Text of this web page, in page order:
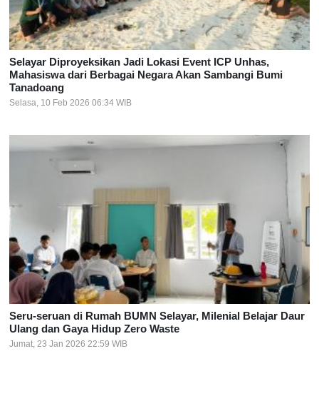
Selayar Diproyeksikan Jadi Lokasi Event ICP Unhas,
Mahasiswa dari Berbagai Negara Akan Sambangi Bumi
Tanadoang
Selasa, 10 Feb 2026 06:34 WIB
Seru-seruan di Rumah BUMN Selayar, Milenial Belajar Daur
Ulang dan Gaya Hidup Zero Waste
Jumat, 23 Jan 2026 22:59 WIB